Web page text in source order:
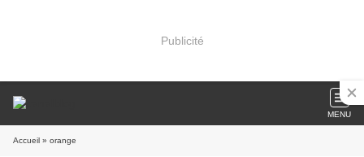
Publicité
MENU
Accueil » orange